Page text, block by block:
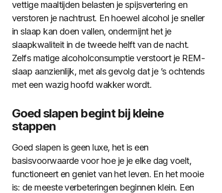
vettige maaltijden belasten je spijsvertering en
verstoren je nachtrust. En hoewel alcohol je sneller
in slaap kan doen vallen, ondermijnt het je
slaapkwaliteit in de tweede helft van de nacht.
Zelfs matige alcoholconsumptie verstoort je REM-
slaap aanzienlijk, met als gevolg dat je ’s ochtends
met een wazig hoofd wakker wordt.
Goed slapen begint bij kleine
stappen
Goed slapen is geen luxe, het is een
basisvoorwaarde voor hoe je je elke dag voelt,
functioneert en geniet van het leven. En het mooie
is: de meeste verbeteringen beginnen klein. Een